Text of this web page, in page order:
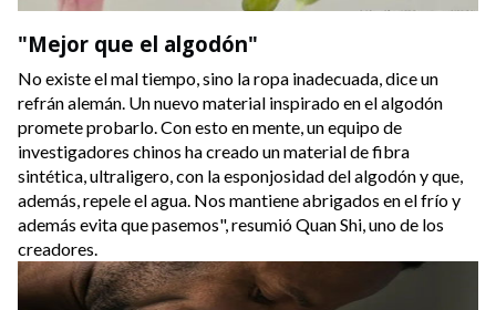
"Mejor que el algodón"
No existe el mal tiempo, sino la ropa inadecuada, dice un
refrán alemán. Un nuevo material inspirado en el algodón
promete probarlo. Con esto en mente, un equipo de
investigadores chinos ha creado un material de fibra
sintética, ultraligero, con la esponjosidad del algodón y que,
además, repele el agua. Nos mantiene abrigados en el frío y
además evita que pasemos", resumió Quan Shi, uno de los
creadores.